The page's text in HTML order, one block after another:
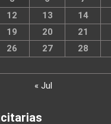
12 13 14
19 20 21
26 27 28
« Jul